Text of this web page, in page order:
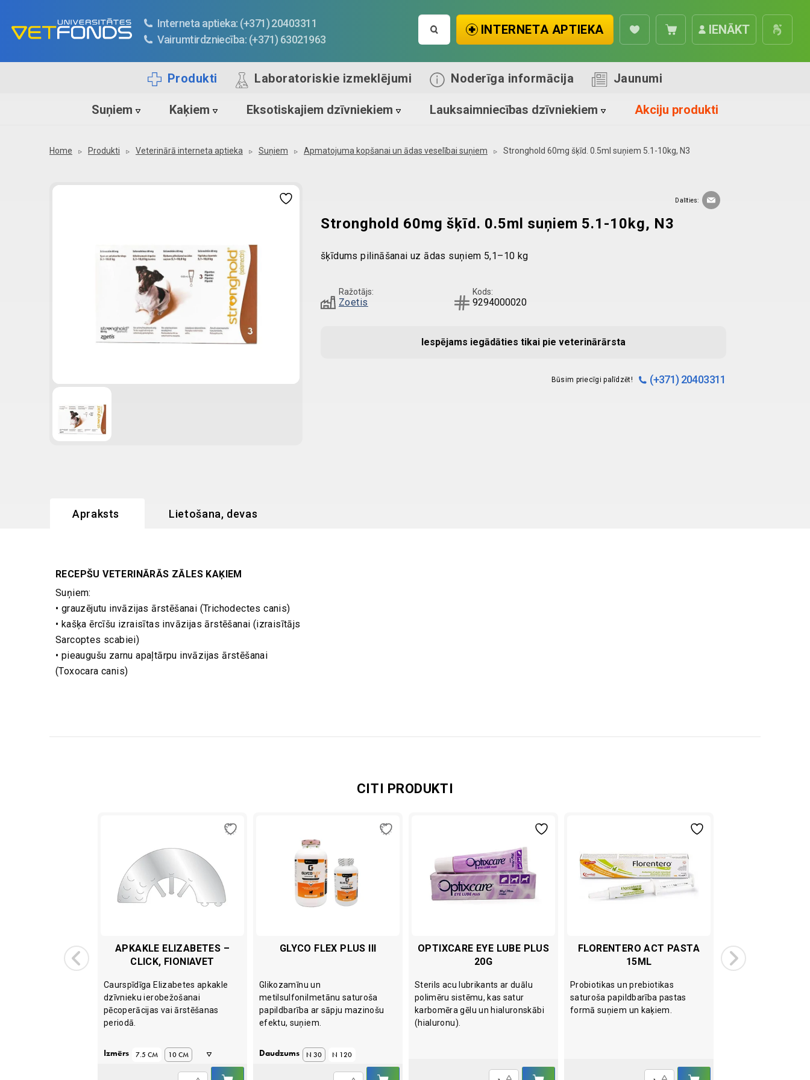
Interneta aptieka: (+371) 20403311
Vairumtirdzniecība: (+371) 63021963
IENĀKT
INTERNETA APTIEKA
Produkti Laboratoriskie izmeklējumi Noderīga informācija Jaunumi
Suņiem Kaķiem Eksotiskajiem dzīvniekiem Lauksaimniecības dzīvniekiem Akciju produkti
Home Produkti Veterinārā interneta aptieka Suņiem Apmatojuma kopšanai un ādas veselībai suņiem Stronghold 60mg šķīd. 0.5ml suņiem 5.1-10kg, N3
Dalīties:
Stronghold 60mg šķīd. 0.5ml suņiem 5.1-10kg, N3
šķīdums pilināšanai uz ādas suņiem 5,1–10 kg
Ražotājs:
Zoetis
Kods:
9294000020
Iespējams iegādāties tikai pie veterinārārsta
Būsim priecīgi palīdzēt! (+371) 20403311
Apraksts Lietošana, devas
RECEPŠU VETERINĀRĀS ZĀLES KAĶIEM
Suņiem:
• grauzējutu invāzijas ārstēšanai (Trichodectes canis)
• kašķa ērcīšu izraisītas invāzijas ārstēšanai (izraisītājs
Sarcoptes scabiei)
• pieaugušu zarnu apaļtārpu invāzijas ārstēšanai
(Toxocara canis)
CITI PRODUKTI
OTIC 59ML
APKAKLE ELIZABETES –
CLICK, FIONIAVET
Caurspīdīga Elizabetes apkakle
dzīvnieku ierobežošanai
pēcoperācijas vai ārstēšanas
periodā.
Izmērs 7.5 CM
10 CM
15 CM
GLYCO FLEX PLUS III
Glikozamīnu un
metilsulfonilmetānu saturoša
papildbarība ar sāpju mazinošu
efektu, suņiem.
Daudzums N 30 N 120
OPTIXCARE EYE LUBE PLUS
20G
Sterils acu lubrikants ar duālu
polimēru sistēmu, kas satur
karbomēra gēlu un hialuronskābi
(hialuronu).
FLORENTERO ACT PASTA
15ML
Probiotikas un prebiotikas
saturoša papildbarība pastas
formā suņiem un kaķiem.
GLYCO FLEX